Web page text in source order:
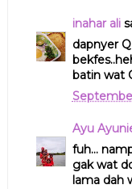
inahar ali
dapnyer
batin wat
Ayu
fuh...
gak wat
lama dah